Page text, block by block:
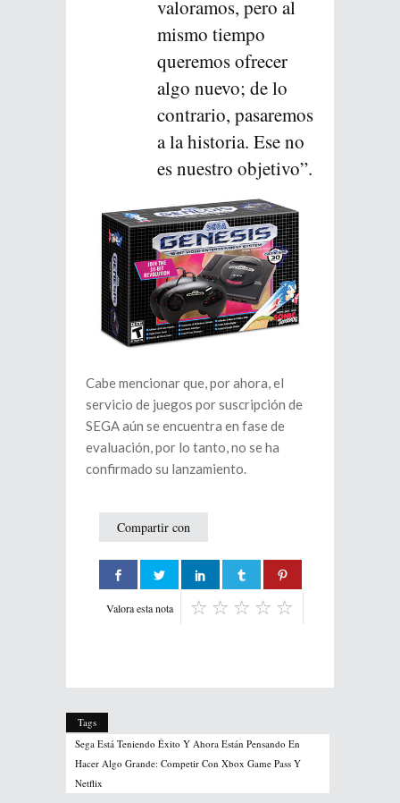
valoramos, pero al
mismo tiempo
queremos ofrecer
algo nuevo; de lo
contrario, pasaremos
a la historia. Ese no
es nuestro objetivo”.
Cabe mencionar que, por ahora, el
servicio de juegos por suscripción de
SEGA aún se encuentra en fase de
evaluación, por lo tanto, no se ha
confirmado su lanzamiento.
Compartir con
Valora esta nota
Tags
Sega Está Teniendo Éxito Y Ahora Están Pensando En
Hacer Algo Grande: Competir Con Xbox Game Pass Y
Netflix